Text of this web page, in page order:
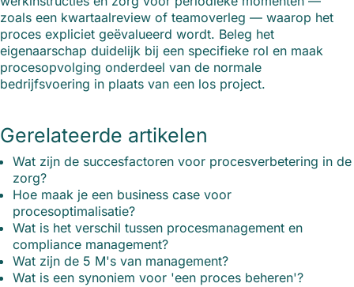
zoals een kwartaalreview of teamoverleg — waarop het
proces expliciet geëvalueerd wordt. Beleg het
eigenaarschap duidelijk bij een specifieke rol en maak
procesopvolging onderdeel van de normale
bedrijfsvoering in plaats van een los project.
Gerelateerde artikelen
Wat zijn de succesfactoren voor procesverbetering in de
zorg?
Hoe maak je een business case voor
procesoptimalisatie?
Wat is het verschil tussen procesmanagement en
compliance management?
Wat zijn de 5 M's van management?
Wat is een synoniem voor 'een proces beheren'?